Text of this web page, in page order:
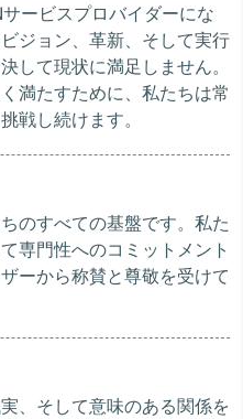
ービスプロバイダーにな
ジョン、革新、そして実行
して現状に満足しません。
満たすために、私たちは常
戦し続けます。
のすべての基盤です。私た
専門性へのコミットメント
ーから称賛と尊敬を受けて
、そして意味のある関係を